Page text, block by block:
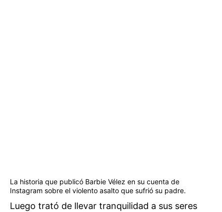
La historia que publicó Barbie Vélez en su cuenta de
Instagram sobre el violento asalto que sufrió su padre.
Luego trató de llevar tranquilidad a sus seres